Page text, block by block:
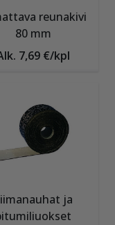
reunakivi
80 mm
7,69 €/kpl
ja